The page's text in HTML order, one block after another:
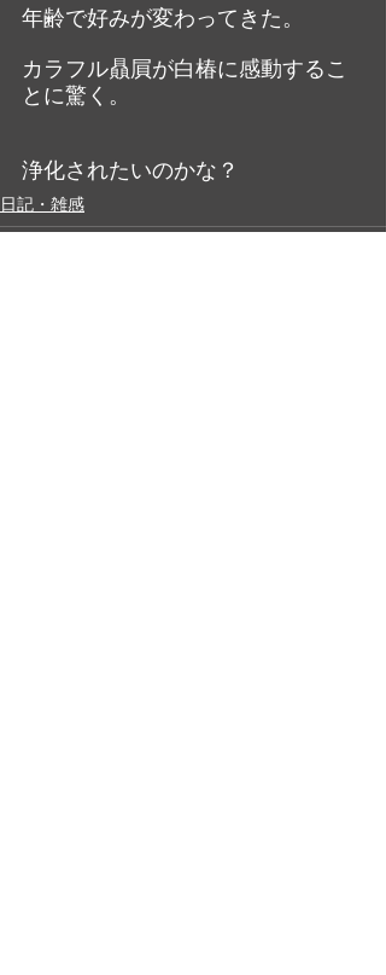
年齢で好みが変わってきた。
カラフル贔屓が白椿に感動するこ
とに驚く。
浄化されたいのかな？
日記・雑感